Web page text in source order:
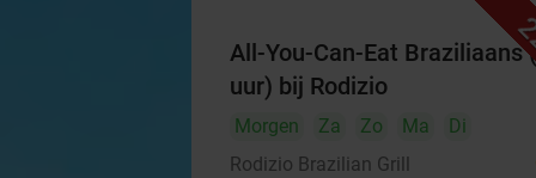
All-You-Can-Eat Braziliaans
uur) bij Rodizio
Morgen Za Zo Ma
Di
Rodizio Brazilian Grill